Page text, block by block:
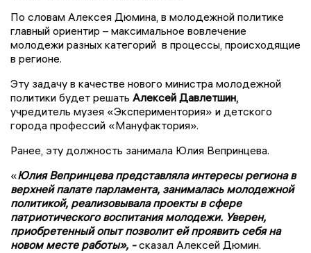
По словам Алексея Дюмина, в молодежной политике
главный ориентир – максимальное вовлечение
молодежи разных категорий в процессы, происходящие
в регионе.
Эту задачу в качестве нового министра молодежной
политики будет решать Алексей Давлетшин,
учредитель музея «Экспериментория» и детского
города профессий «Мануфактория».
Ранее, эту должность занимала Юлия Вепринцева.
«Юлия Вепринцева представляла интересы региона в
верхней палате парламента, занималась молодежной
политикой, реализовывала проекты в сфере
патриотического воспитания молодежи. Уверен,
приобретенный опыт позволит ей проявить себя на
новом месте работы», -сказал Алексей Дюмин.